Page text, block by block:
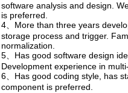
software analysis and design.
is preferred.
4、More than three years
storage process and trigger.
normalization.
5、Has good software design
Development experience in
6、Has good coding style, has
component is preferred.